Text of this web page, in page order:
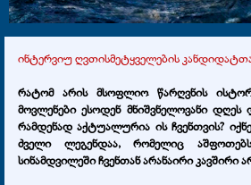
ინტერვიუ ღვთისმეტყველების
რატომ არის მსოფლიო წარღვნის
მოვლენები ესოდენ მნიშვნელოვანი დღეს
რამდენად აქტუალურია ის ჩვენთვის?
ძველი ლეგენდაა, რომელიც აშფოთებს
სინამდვილეში ჩვენთან არანაირი კავშირი